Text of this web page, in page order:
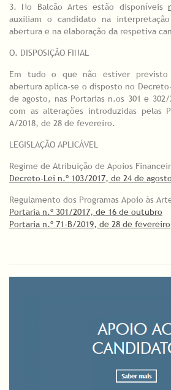
3. No Balcão Artes estão disponíveis
auxiliam o candidato na
abertura e na elaboração da respetiva
O. DISPOSIÇÃO FINAL
Em tudo o que não estiver
abertura aplica-se o disposto no
de agosto, nas Portarias n.os 301 e
com as alterações introduzidas pelas
A/2018, de 28 de fevereiro.
LEGISLAÇÃO APLICÁVEL
Regime de Atribuição de Apoios
Decreto-Lei n.º 103/2017, de 24 de agosto
Regulamento dos Programas Apoio às
Portaria n.º 301/2017, de 16 de outubro
Portaria n.º 71-B/2019, de 28 de fevereiro